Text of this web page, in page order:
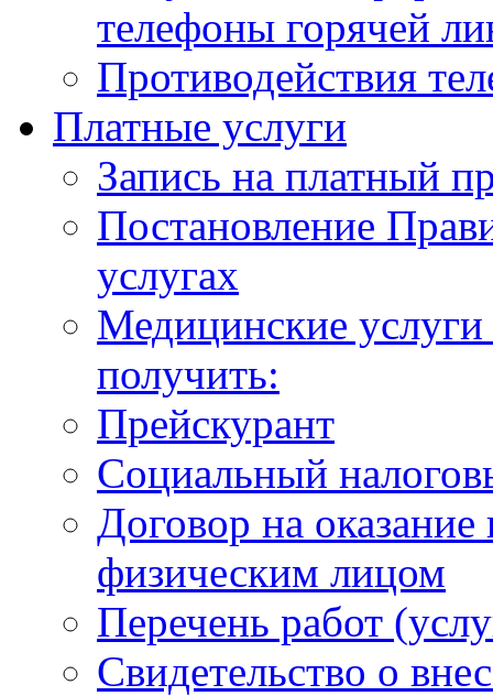
телефоны горячей
Противодействия
Платные услуги
Запись на платный
Постановление
услугах
Медицинские
получить:
Прейскурант
Социальный
Договор на
физическим лицом
Перечень работ
Свидетельство о